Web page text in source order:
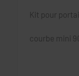
Kit pour
courbe mini